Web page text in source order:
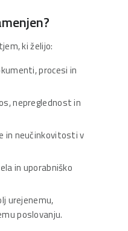
ki želijo:
procesi in
nepreglednost in
in neučinkovitosti v
in uporabniško
urejenemu,
poslovanju.